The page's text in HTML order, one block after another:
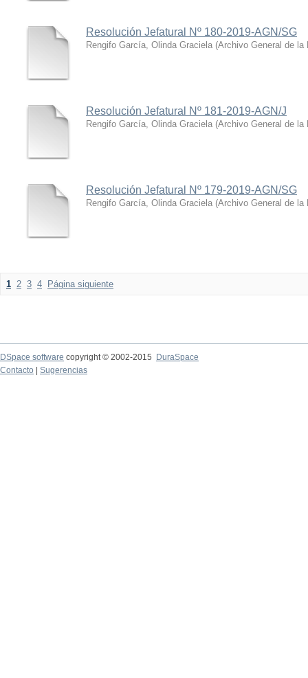
Resolución Jefatural Nº 180-2019-AGN/SG
Rengifo García, Olinda Graciela (Archivo General de la
Resolución Jefatural Nº 181-2019-AGN/J
Rengifo García, Olinda Graciela (Archivo General de la
Resolución Jefatural Nº 179-2019-AGN/SG
Rengifo García, Olinda Graciela (Archivo General de la
1 2 3 4 Página siguiente
DSpace software copyright © 2002-2015
DuraSpace
Contacto
Sugerencias